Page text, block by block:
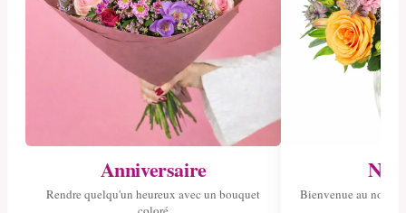
Anniversaire
Rendre quelqu'un heureux avec un bouquet
Bienvenue au